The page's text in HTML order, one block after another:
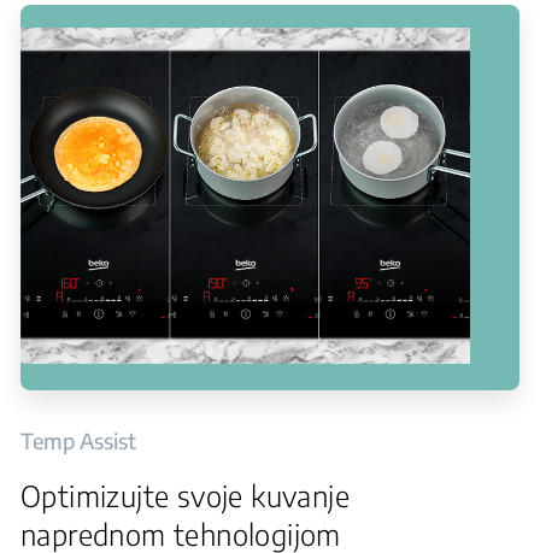
Temp Assist
Optimizujte svoje kuvanje
naprednom tehnologijom